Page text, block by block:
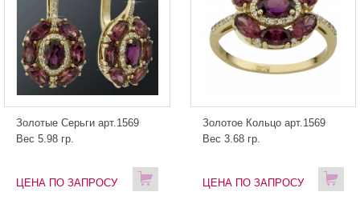
Золотые Серьги арт.1569
Вес 5.98 гр.
ЦЕНА ПО ЗАПРОСУ
Золотое Кольцо арт.1569
Вес 3.68 гр.
ЦЕНА ПО ЗАПРОСУ